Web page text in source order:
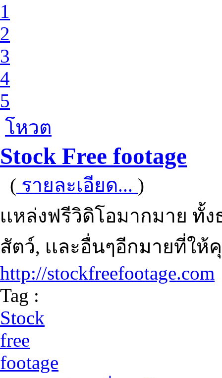
1
2
3
4
5
โหวต
Stock Free footage
( รายละเอียด... )
เเหล่งฟรีวิดิโอมากมาย ทั้
สัตว์, เเละอื่นๆอีกมายที่ใ
http://stockfreefootage.com
Tag :
Stock
free
footage